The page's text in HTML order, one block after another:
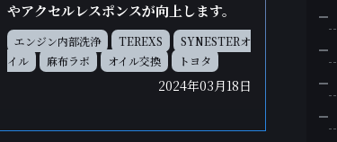
やアクセルレスポンスが向上します。
エンジン内部洗浄 TEREXS
SYNESTERオ
イル
麻布ラボ オイル交換 トヨタ
2024年03月18日